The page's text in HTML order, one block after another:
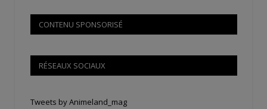
CONTENU SPONSORISÉ
RÉSEAUX SOCIAUX
Tweets by Animeland_mag